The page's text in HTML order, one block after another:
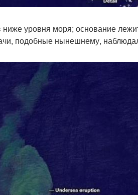
уровня моря; основание
подобные нынешнему,